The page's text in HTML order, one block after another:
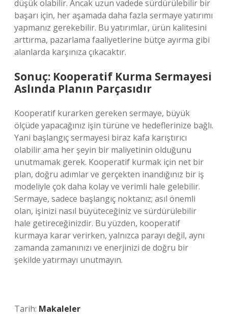
düşük olabilir. Ancak uzun vadede sürdürülebilir bir
başarı için, her aşamada daha fazla sermaye yatırımı
yapmanız gerekebilir. Bu yatırımlar, ürün kalitesini
arttırma, pazarlama faaliyetlerine bütçe ayırma gibi
alanlarda karşınıza çıkacaktır.
Sonuç: Kooperatif Kurma Sermayesi
Aslında Planın Parçasıdır
Kooperatif kurarken gereken sermaye, büyük
ölçüde yapacağınız işin türüne ve hedeflerinize bağlı.
Yani başlangıç sermayesi biraz kafa karıştırıcı
olabilir ama her şeyin bir maliyetinin olduğunu
unutmamak gerek. Kooperatif kurmak için net bir
plan, doğru adımlar ve gerçekten inandığınız bir iş
modeliyle çok daha kolay ve verimli hale gelebilir.
Sermaye, sadece başlangıç noktanız; asıl önemli
olan, işinizi nasıl büyüteceğiniz ve sürdürülebilir
hale getireceğinizdir. Bu yüzden, kooperatif
kurmaya karar verirken, yalnızca parayı değil, aynı
zamanda zamanınızı ve enerjinizi de doğru bir
şekilde yatırmayı unutmayın.
Tarih: Makaleler